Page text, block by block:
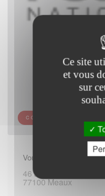
COMMISSARIAT DE
Vous rendre sur place :
46 avenue Salvador-
77100 Meaux
Ce site
et vous
sur